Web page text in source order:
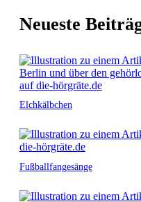
Neueste
Elchkälbchen
Fußballfangesänge